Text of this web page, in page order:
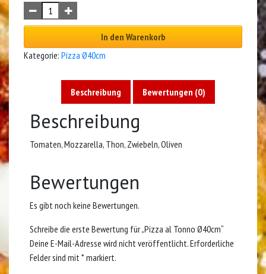
In den Warenkorb
Kategorie: Pizza Ø40cm
Beschreibung Bewertungen (0)
Beschreibung
Tomaten, Mozzarella, Thon, Zwiebeln, Oliven
Bewertungen
Es gibt noch keine Bewertungen.
Schreibe die erste Bewertung für „Pizza al Tonno Ø40cm“
Deine E-Mail-Adresse wird nicht veröffentlicht.Erforderliche
Felder sind mit *markiert.